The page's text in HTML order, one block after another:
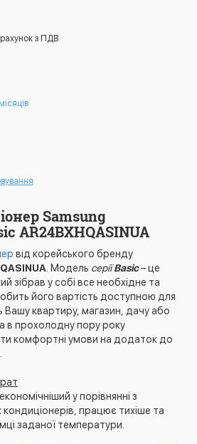
з ПДВ
Samsung
AR24BXHQASINUA
від корейського бренду
. Модель серіїBasic– це
зібрав у собі все необхідне та
його вартість доступною для
Вашу квартиру, магазин, дачу або
в прохолодну пору року
комфортні умови на додаток до
у порівнянні з
працює тихіше та
заданої температури.